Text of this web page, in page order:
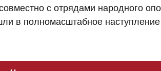
с отрядами народного
в полномасштабное